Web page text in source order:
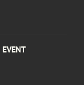
EVENT